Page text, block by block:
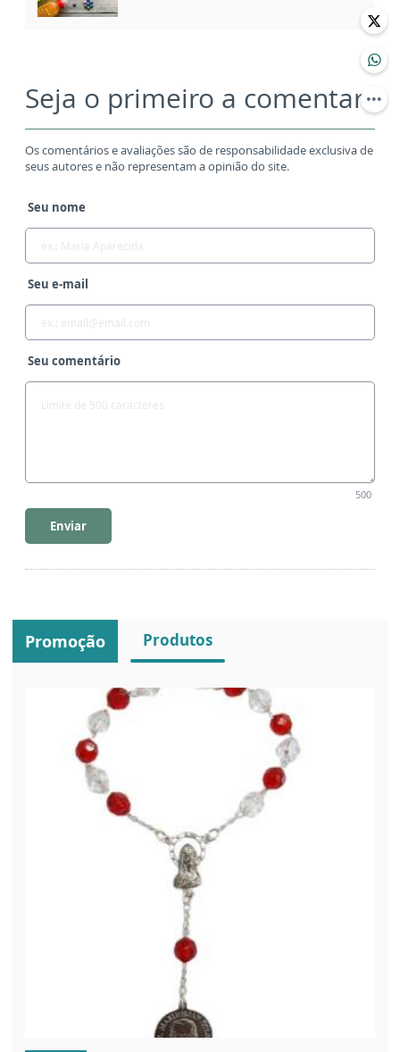
Seja o primeiro a comentar
Os comentários e avaliações são de responsabilidade exclusiva de
seus autores e não representam a opinião do site.
Seu nome
Seu e-mail
Seu comentário
500
Enviar
Promoção Produtos